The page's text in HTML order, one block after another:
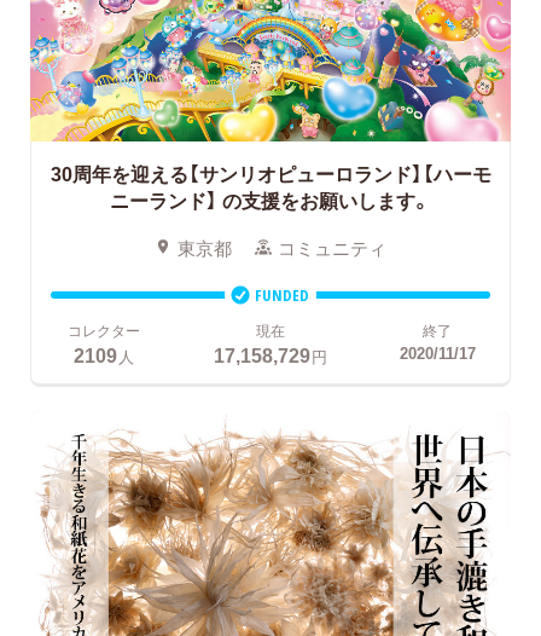
30周年を迎える【サンリオピューロランド】【ハーモ
ニーランド】 の支援をお願いします。
東京都 コミュニティ
FUNDED
コレクター
2109人
現在
17,158,729円
終了
2020/11/17